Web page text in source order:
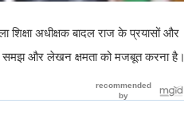
अधीक्षक बादल राज के प्रयासों और
समझ और लेखन क्षमता को मजबूत करना है।